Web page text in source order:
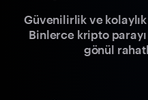
Güvenilirlik ve kolaylık
Binlerce kripto
gönül